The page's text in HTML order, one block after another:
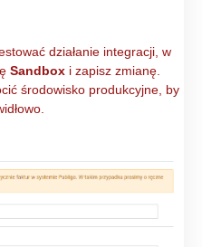
działanie integracji, w
Sandbox i zapisz zmianę.
środowisko produkcyjne, by